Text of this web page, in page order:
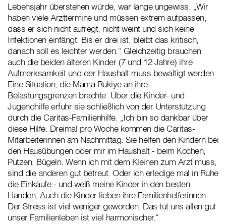
Lebensjahr überstehen würde, war lange ungewiss. „Wir
haben viele Arzttermine und müssen extrem aufpassen,
dass er sich nicht aufregt, nicht weint und sich keine
Infektionen einfängt. Bis er drei ist, bleibt das kritisch,
danach soll es leichter werden.“ Gleichzeitig brauchen
auch die beiden älteren Kinder (7 und 12 Jahre) ihre
Aufmerksamkeit und der Haushalt muss bewältigt werden.
Eine Situation, die Mama Rukiye an ihre
Belastungsgrenzen brachte. Über die Kinder- und
Jugendhilfe erfuhr sie schließlich von der Unterstützung
durch die Caritas-Familienhilfe. „Ich bin so dankbar über
diese Hilfe. Dreimal pro Woche kommen die Caritas-
Mitarbeiterinnen am Nachmittag: Sie helfen den Kindern bei
den Hausübungen oder mir im Haushalt - beim Kochen,
Putzen, Bügeln. Wenn ich mit dem Kleinen zum Arzt muss,
sind die anderen gut betreut. Oder ich erledige mal in Ruhe
die Einkäufe - und weiß meine Kinder in den besten
Händen. Auch die Kinder lieben ihre Familienhelferinnen.
Der Stress ist viel weniger geworden. Das tut uns allen gut
unser Familienleben ist viel harmonischer.“